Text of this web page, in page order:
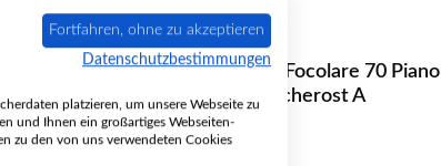
La Nordica Focolare 70 Piano
Ascherost A
Fortfahren, ohne zu akzeptieren
Datenschutzbestimmungen
platzieren, um unsere Webseite zu
und Ihnen ein großartiges Webseiten-
zu den von uns verwendeten Cookies